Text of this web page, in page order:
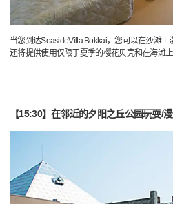
当您到达SeasideVilla Bokkai，您可以在沙滩上
还将提供使用仅限于夏季的樱花贝壳和在海滩
【15:30】在邻近的夕阳之丘公园玩耍/漫